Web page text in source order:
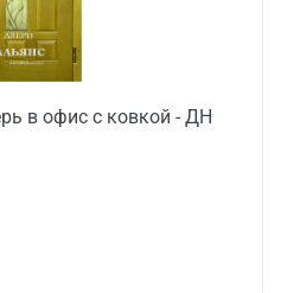
в офис с ковкой - ДН